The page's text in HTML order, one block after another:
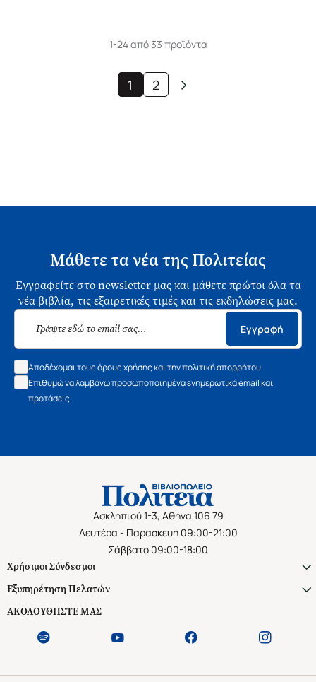
1-24 από 33 προϊόντα
1 2
Μάθετε τα νέα της Πολιτείας
Εγγραφείτε στο newsletter μας και μάθετε πρώτοι όλα τα
νέα βιβλία, τις εξαιρετικές τιμές και τις εκδηλώσεις μας.
Εγγραφή
Αποδέχομαι τους όρους χρήσης και την πολιτική απορρήτου
Επιθυμώ να λαμβάνω προσωποποιημένα ενημερωτικά email και
προτάσεις
Ασκληπιού 1-3, Αθήνα 106 79
Δευτέρα - Παρασκευή 09:00-21:00
Σάββατο 09:00-18:00
Χρήσιμοι Σύνδεσμοι
Εξυπηρέτηση Πελατών
ΑΚΟΛΟΥΘΗΣΤΕ ΜΑΣ